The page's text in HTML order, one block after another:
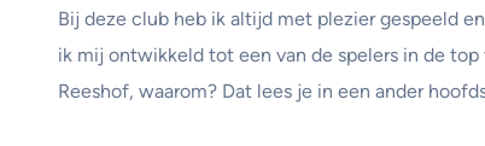
Bij deze club heb ik altijd met plezier gespeeld
ik mij ontwikkeld tot een van de spelers in de
Reeshof, waarom? Dat lees je in een ander